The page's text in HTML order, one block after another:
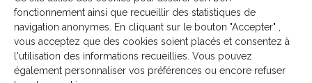
fonctionnement ainsi que recueillir des statistiques de
navigation anonymes. En cliquant sur le bouton "Accepter" ,
vous acceptez que des cookies soient placés et consentez à
l'utilisation des informations recueillies. Vous pouvez
également personnaliser vos préférences ou encore refuser